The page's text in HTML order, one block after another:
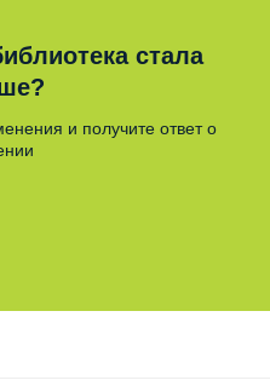
стала
и получите ответ о